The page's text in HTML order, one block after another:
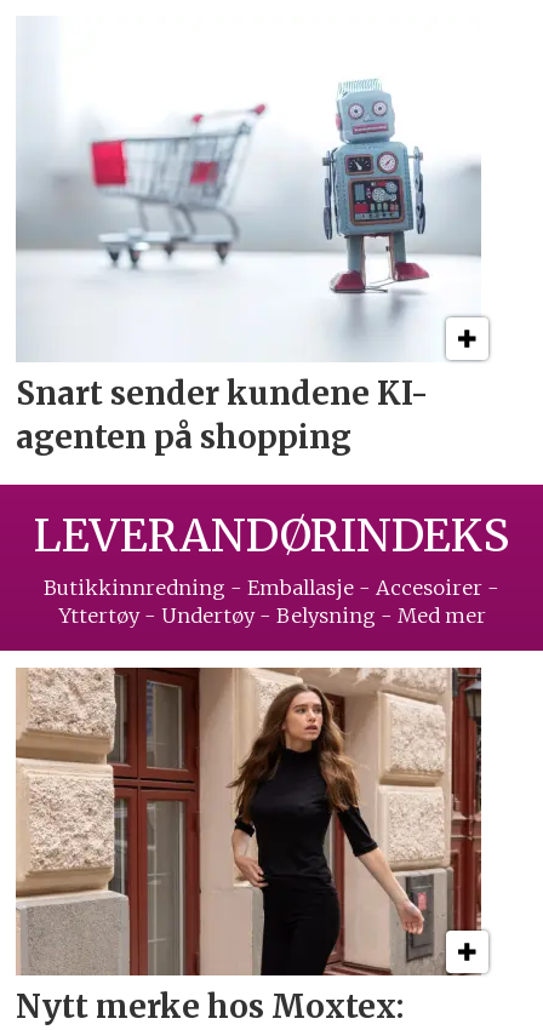
Snart sender kundene KI-
agenten på shopping
LEVERANDØRINDEKS
Butikkinnredning - Emballasje - Accesoirer -
Yttertøy - Undertøy - Belysning - Med mer
Nytt merke hos Moxtex: